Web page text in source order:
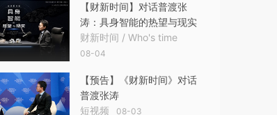
【财新时间】对话普渡张
涛：具身智能的热望与现实
财新时间 / Who's time
08-04
【预告】《财新时间》对话
普渡张涛
短视频 08-03